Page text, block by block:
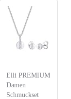
Elli PREMIUM
Damen
Schmuckset